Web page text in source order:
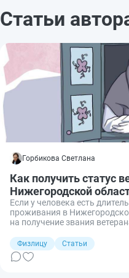
Статьи
Горбикова Светлана
Как получить статус
Нижегородской
Если у человека есть
проживания в
на получение звания
получить звание, и какие
оформления.
Физлицу
Статьи